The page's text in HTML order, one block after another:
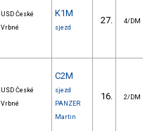
USD České
Vrbné
K1M
sjezd
27. 4/DM
USD České
Vrbné
C2M
sjezd
PANZER
Martin
16. 2/DM